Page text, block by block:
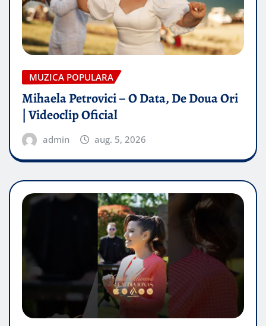
MUZICA POPULARA
Mihaela Petrovici – O Data, De Doua Ori
| Videoclip Oficial
admin aug. 5, 2026